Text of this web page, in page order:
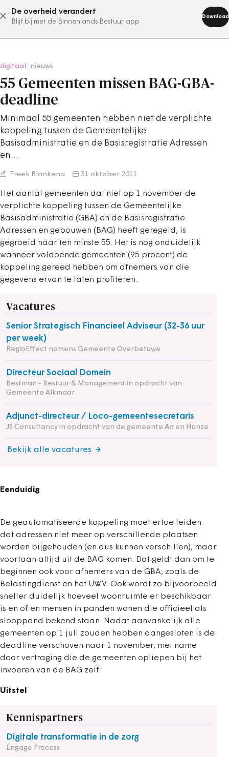
De overheid verandert
Blijf bij met de Binnenlands Bestuur app
Download
abonneer nu
digitaal nieuws
55 Gemeenten missen BAG-GBA-
deadline
Minimaal 55 gemeenten hebben niet de verplichte
koppeling tussen de Gemeentelijke
Basisadministratie en de Basisregistratie Adressen
en…
Freek Blankena 31 oktober 2011
Het aantal gemeenten dat niet op 1 november de
verplichte koppeling tussen de Gemeentelijke
Basisadministratie (GBA) en de Basisregistratie
Adressen en gebouwen (BAG) heeft geregeld, is
gegroeid naar ten minste 55. Het is nog onduidelijk
wanneer voldoende gemeenten (95 procent) de
koppeling gereed hebben om afnemers van die
gegevens ervan te laten profiteren.
Vacatures
Senior Strategisch Financieel Adviseur (32-36 uur
per week)
RegioEffect namens Gemeente Overbetuwe
Directeur Sociaal Domein
Bestman - Bestuur & Management in opdracht van
Gemeente Alkmaar
Adjunct-directeur / Loco-gemeentesecretaris
JS Consultancy in opdracht van de gemeente Aa en Hunze
Bekijk alle vacatures
Eenduidig
De geautomatiseerde koppeling moet ertoe leiden
dat adressen niet meer op verschillende plaatsen
worden bijgehouden (en dus kunnen verschillen), maar
voortaan altijd uit de BAG komen. Dat geldt dan om te
beginnen ook voor afnemers van de GBA, zoals de
Belastingdienst en het UWV. Ook wordt zo bijvoorbeeld
sneller duidelijk hoeveel woonruimte er beschikbaar
is en of en mensen in panden wonen die officieel als
slooppand bekend staan. Nadat aanvankelijk alle
gemeenten op 1 juli zouden hebben aangesloten is de
deadline verschoven naar 1 november, met name
door vertraging die de gemeenten opliepen bij het
invoeren van de BAG zelf.
Uitstel
Kennispartners
Digitale transformatie in de zorg
Engage Process